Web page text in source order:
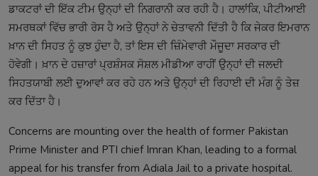
ਡਾਕਟਰਾਂ ਦੀ ਇੱਕ ਟੀਮ ਉਨ੍ਹਾਂ ਦੀ ਨਿਗਰਾਨੀ ਕਰ ਰਹੀ ਹੈ। ਹਾਲਾਂਕਿ, ਪੀਟੀਆਈ
ਸਮਰਥਕਾਂ ਵਿੱਚ ਭਾਰੀ ਰੋਸ ਹੈ ਅਤੇ ਉਨ੍ਹਾਂ ਨੇ ਚੇਤਾਵਨੀ ਦਿੱਤੀ ਹੈ ਕਿ ਜੇਕਰ ਇਮਰਾਨ
ਖ਼ਾਨ ਦੀ ਸਿਹਤ ਨੂੰ ਕੁਝ ਹੁੰਦਾ ਹੈ, ਤਾਂ ਇਸ ਦੀ ਜ਼ਿੰਮੇਵਾਰੀ ਮੌਜੂਦਾ ਸਰਕਾਰ ਦੀ
ਹੋਵੇਗੀ। ਖ਼ਾਨ ਦੇ ਹਜ਼ਾਰਾਂ ਪ੍ਰਸ਼ੰਸਕ ਸੋਸ਼ਲ ਮੀਡੀਆ ਰਾਹੀਂ ਉਨ੍ਹਾਂ ਦੀ ਜਲਦੀ
ਸਿਹਤਯਾਬੀ ਲਈ ਦੁਆਵਾਂ ਕਰ ਰਹੇ ਹਨ ਅਤੇ ਉਨ੍ਹਾਂ ਦੀ ਰਿਹਾਈ ਦੀ ਮੰਗ ਨੂੰ ਤੇਜ਼
ਕਰ ਦਿੱਤਾ ਹੈ।
Concerns are mounting over the health of former Pakistan
Prime Minister and PTI chief Imran Khan, leading to a formal
appeal for his transfer from Adiala Jail to a private hospital.